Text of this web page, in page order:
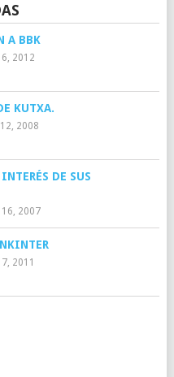
A BBK
2012
KUTXA.
12, 2008
DE SUS
16, 2007
2011